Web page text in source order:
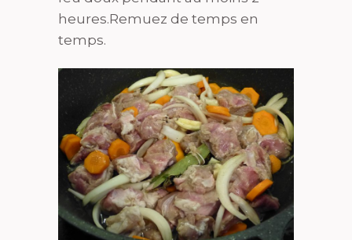
heures.Remuez de temps en
temps.